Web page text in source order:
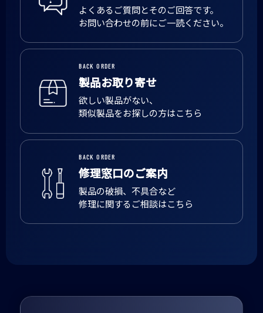
よくあるご質問とそのご回答です。
お問い合わせの前にご一読ください。
BACK ORDER
製品お取り寄せ
欲しい製品がない、
類似製品をお探しの方はこちら
BACK ORDER
修理窓口のご案内
製品の破損、不具合など
修理に関するご相談はこちら